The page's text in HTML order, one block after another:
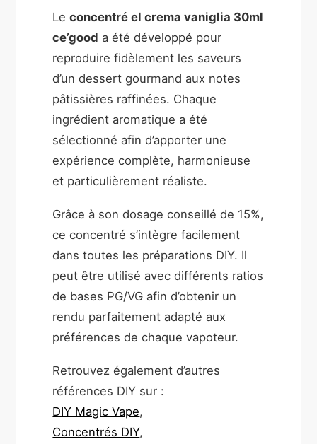
Leconcentré el crema vaniglia 30ml
ce’good a été développé pour
reproduire fidèlement les saveurs
d’un dessert gourmand aux notes
pâtissières raffinées. Chaque
ingrédient aromatique a été
sélectionné afin d’apporter une
expérience complète, harmonieuse
et particulièrement réaliste.
Grâce à son dosage conseillé de 15%,
ce concentré s’intègre facilement
dans toutes les préparations DIY. Il
peut être utilisé avec différents ratios
de bases PG/VG afin d’obtenir un
rendu parfaitement adapté aux
préférences de chaque vapoteur.
Retrouvez également d’autres
références DIY sur :
DIY Magic Vape,
Concentrés DIY,